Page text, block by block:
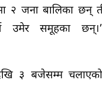
२ जना बालिका छन्
उमेर समूहका
३ बजेसम्म चलाएको